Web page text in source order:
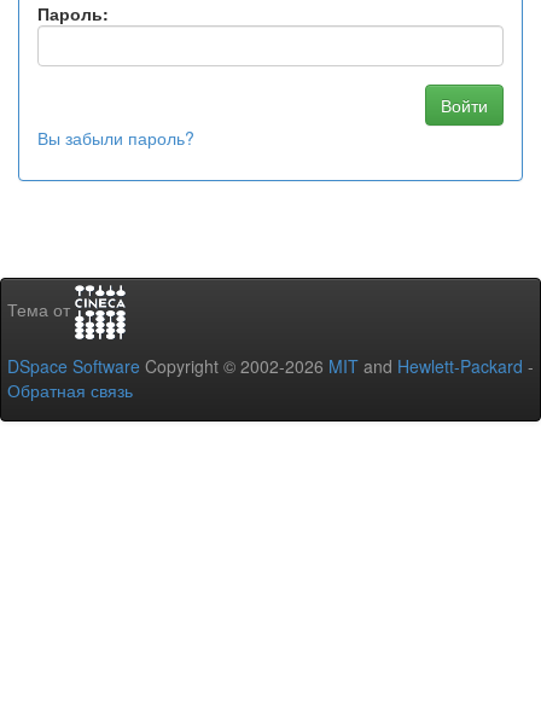
Пароль:
Вы забыли пароль?
Тема от
DSpace Software Copyright © 2002-2026 MIT and Hewlett-Packard -
Обратная связь